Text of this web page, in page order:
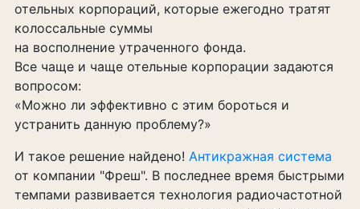
отельных корпораций, которые ежегодно тратят
колоссальные суммы
на восполнение утраченного фонда.
Все чаще и чаще отельные корпорации задаются
вопросом:
«Можно ли эффективно с этим бороться и
устранить данную проблему?»
И такое решение найдено! Антикражная система
от компании "Фреш". В последнее время быстрыми
темпами развивается технология радиочастотной